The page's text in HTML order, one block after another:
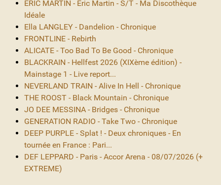
ERIC MARTIN - Eric Martin - S/T - Ma Discothèque
Idéale
Ella LANGLEY - Dandelion - Chronique
FRONTLINE - Rebirth
ALICATE - Too Bad To Be Good - Chronique
BLACKRAIN - Hellfest 2026 (XIXème édition) -
Mainstage 1 - Live report...
NEVERLAND TRAIN - Alive In Hell - Chronique
THE ROOST - Black Mountain - Chronique
JO DEE MESSINA - Bridges - Chronique
GENERATION RADIO - Take Two - Chronique
DEEP PURPLE - Splat ! - Deux chroniques - En
tournée en France : Pari...
DEF LEPPARD - Paris - Accor Arena - 08/07/2026 (+
EXTREME)